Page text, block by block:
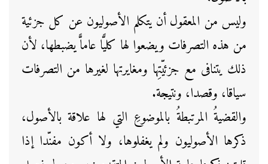
وليس من المعقول أن يتكلم الأصوليون عن كل جزئية
من هذه التصرفات ويضعوا لها كليًّا عاماًّ يضبطها، لأن
ذلك يتنافى مع جزئيّتِها ومغايرتها لغيرها من التصرفات
سياقا، وقصدا، ونتيجة.
والقضيةُ المرتبطةُ بالموضوعِ التي لها علاقة بالأصول،
ذكرها الأصوليون ولم يغفلوها، ولا أكون مفنّدا إذا